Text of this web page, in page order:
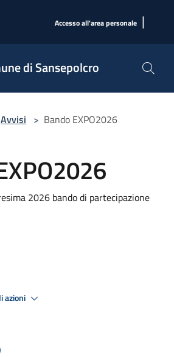
Accesso all'area personale |
di Sansepolcro
Avvisi > Bando EXPO2026
2026 bando di partecipazione
azioni